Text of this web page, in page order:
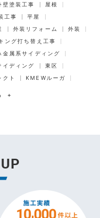
壁塗装工事
屋根
工事
平屋
外装リフォーム
外装
ング打ち替え工事
金属系サイディング
イディング
東区
クト KMEWルーガ
+